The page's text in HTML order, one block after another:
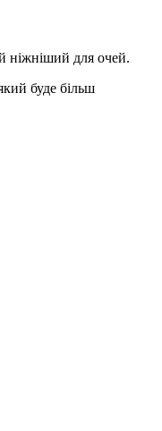
ніжніший для очей.
буде більш